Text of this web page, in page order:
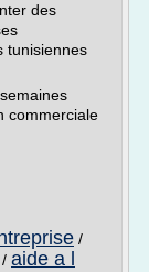
des
tunisiennes
commerciale
/
/ aide a l